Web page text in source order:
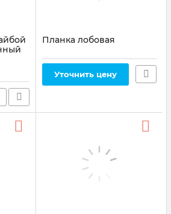
Планка лобовая
Уточнить цену